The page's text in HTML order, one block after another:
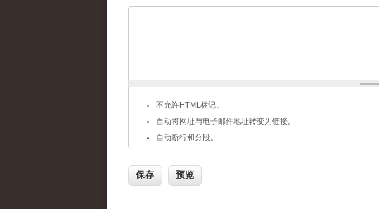
不允许HTML标记。
自动将网址与电子邮件地址转变为链接。
自动断行和分段。